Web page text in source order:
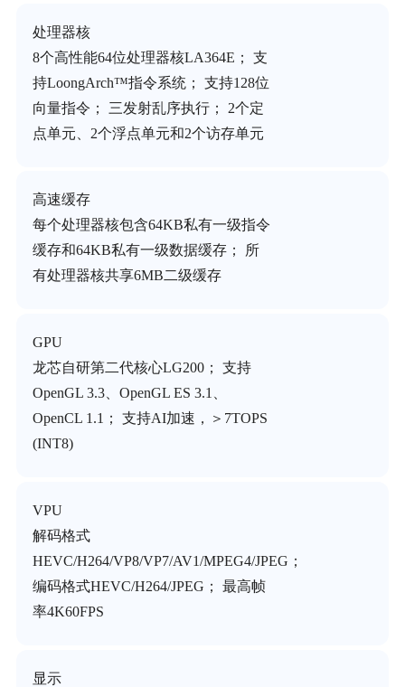
处理器核
8个高性能64位处理器核LA364E； 支
持LoongArch™指令系统； 支持128位
向量指令； 三发射乱序执行； 2个定
点单元、2个浮点单元和2个访存单元
高速缓存
每个处理器核包含64KB私有一级指令
缓存和64KB私有一级数据缓存； 所
有处理器核共享6MB二级缓存
GPU
龙芯自研第二代核心LG200； 支持
OpenGL 3.3、OpenGL ES 3.1、
OpenCL 1.1； 支持AI加速，＞7TOPS
(INT8)
VPU
解码格式
HEVC/H264/VP8/VP7/AV1/MPEG4/JPEG；
编码格式HEVC/H264/JPEG； 最高帧
率4K60FPS
显示